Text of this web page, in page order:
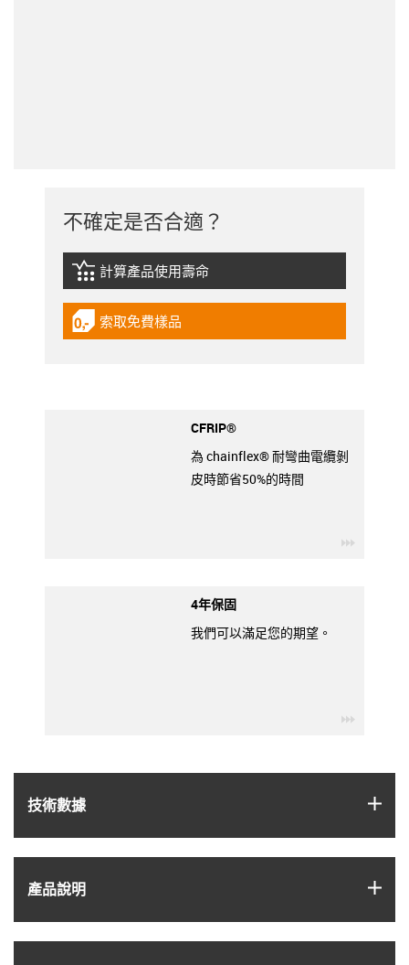
技術數據
產品說明
不確定是否合適？
igus-icon-lebensdauerrechner
計算產品使用壽命
igus-icon-gratismuster
索取免費樣品
CFRIP®
為 chainflex® 耐彎曲電纜剝
皮時節省50%的時間
4年保固
我們可以滿足您的期望。